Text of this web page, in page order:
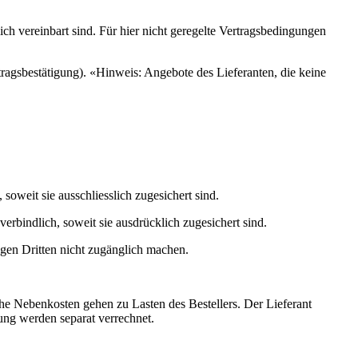
vereinbart sind. Für hier nicht geregelte Vertragsbedingungen
«Hinweis: Angebote des Lieferanten, die keine
sie ausschliesslich zugesichert sind.
soweit sie ausdrücklich zugesichert sind.
Dritten nicht zugänglich machen.
Nebenkosten gehen zu Lasten des Bestellers. Der Lieferant
werden separat verrechnet.